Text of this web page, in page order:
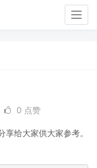
0 点赞
给大家供大家参考。